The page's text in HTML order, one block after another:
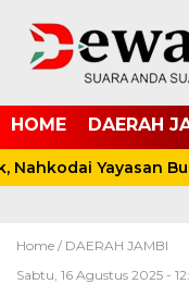
HOME DAERAH
Yayasan
Home / DAERAH JAMBI
Sabtu, 16 Agustus 2025 -